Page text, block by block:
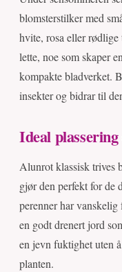
blomsterstilker med
hvite, rosa eller
lette, noe som skaper
kompakte bladverket.
insekter og bidrar til
Ideal
Alunrot klassisk trives
gjør den perfekt for de
perenner har vanskelig
en godt drenert jord
en jevn fuktighet uten
planten.